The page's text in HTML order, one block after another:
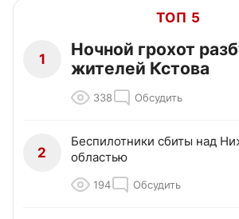
ТОП 5
1
Ночной грохот
жителей Кстова
338 Обсудить
2
Беспилотники сбиты над
областью
194 Обсудить